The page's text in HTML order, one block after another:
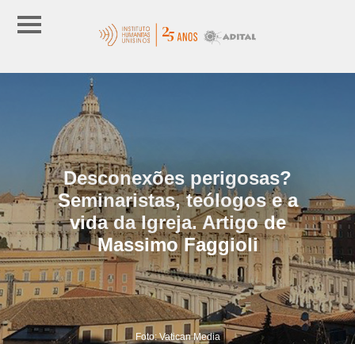
Desconexões perigosas?
Seminaristas, teólogos e a
vida da Igreja. Artigo de
Massimo Faggioli
Foto: Vatican Media